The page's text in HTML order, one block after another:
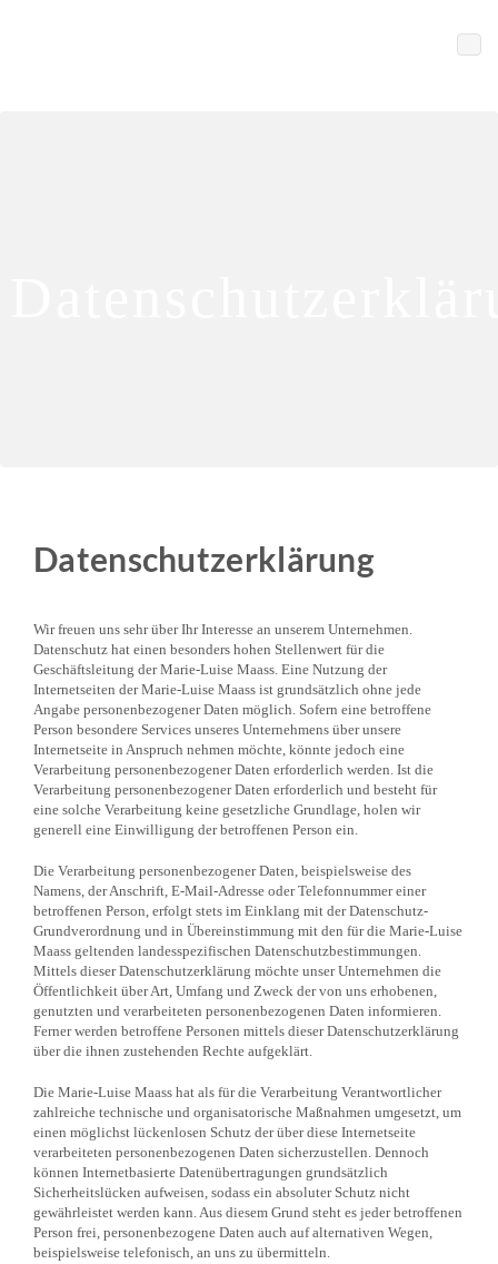
Datenschutzerklärung
Wir freuen uns sehr über Ihr Interesse an unserem Unternehmen.
Datenschutz hat einen besonders hohen Stellenwert für die
Geschäftsleitung der Marie-Luise Maass. Eine Nutzung der
Internetseiten der Marie-Luise Maass ist grundsätzlich ohne jede
Angabe personenbezogener Daten möglich. Sofern eine betroffene
Person besondere Services unseres Unternehmens über unsere
Internetseite in Anspruch nehmen möchte, könnte jedoch eine
Verarbeitung personenbezogener Daten erforderlich werden. Ist die
Verarbeitung personenbezogener Daten erforderlich und besteht für
eine solche Verarbeitung keine gesetzliche Grundlage, holen wir
generell eine Einwilligung der betroffenen Person ein.
Die Verarbeitung personenbezogener Daten, beispielsweise des
Namens, der Anschrift, E-Mail-Adresse oder Telefonnummer einer
betroffenen Person, erfolgt stets im Einklang mit der Datenschutz-
Grundverordnung und in Übereinstimmung mit den für die Marie-Luise
Maass geltenden landesspezifischen Datenschutzbestimmungen.
Mittels dieser Datenschutzerklärung möchte unser Unternehmen die
Öffentlichkeit über Art, Umfang und Zweck der von uns erhobenen,
genutzten und verarbeiteten personenbezogenen Daten informieren.
Ferner werden betroffene Personen mittels dieser Datenschutzerklärung
über die ihnen zustehenden Rechte aufgeklärt.
Die Marie-Luise Maass hat als für die Verarbeitung Verantwortlicher
zahlreiche technische und organisatorische Maßnahmen umgesetzt, um
einen möglichst lückenlosen Schutz der über diese Internetseite
verarbeiteten personenbezogenen Daten sicherzustellen. Dennoch
können Internetbasierte Datenübertragungen grundsätzlich
Sicherheitslücken aufweisen, sodass ein absoluter Schutz nicht
gewährleistet werden kann. Aus diesem Grund steht es jeder betroffenen
Person frei, personenbezogene Daten auch auf alternativen Wegen,
beispielsweise telefonisch, an uns zu übermitteln.